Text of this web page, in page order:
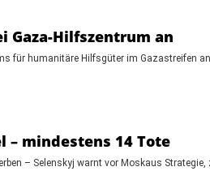
Gaza-Hilfszentrum an
für humanitäre Hilfsgüter im Gazastreifen
– mindestens 14 Tote
– Selenskyj warnt vor Moskaus